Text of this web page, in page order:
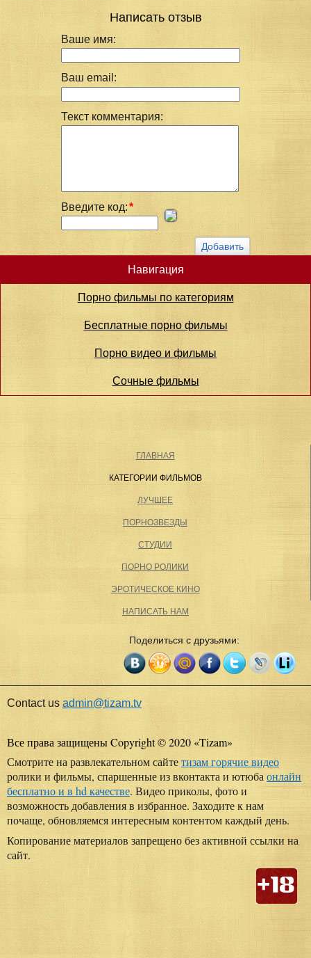
Написать отзыв
Ваше имя:
Ваш email:
Текст комментария:
Введите код:*
Навигация
Порно фильмы по категориям
Бесплатные порно фильмы
Порно видео и фильмы
Сочные фильмы
ГЛАВНАЯ
КАТЕГОРИИ ФИЛЬМОВ
ЛУЧШЕЕ
ПОРНОЗВЕЗДЫ
СТУДИИ
ПОРНО РОЛИКИ
ЭРОТИЧЕСКОЕ КИНО
НАПИСАТЬ НАМ
Contact us admin@tizam.tv
Все права защищены Copyright © 2020 «Tizam»
Смотрите на развлекательном сайтетизам горячие видео
ролики и фильмы, спаршенные из вконтакта и ютюба онлайн
бесплатно и в hd качестве. Видео приколы, фото и
возможность добавления в избранное. Заходите к нам
почаще, обновляемся интересным контентом каждый день.
Копирование материалов запрещено без активной ссылки на
сайт.
Поделиться с друзьями: